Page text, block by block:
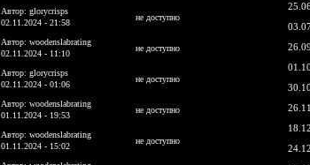
Автор: glorycrisps
02.11.2024 - 21:58
не доступно
Автор: woodenslabrating
02.11.2024 - 11:10
не доступно
Автор: glorycrisps
02.11.2024 - 01:06
не доступно
Автор: woodenslabrating
01.11.2024 - 19:53
не доступно
Автор: woodenslabrating
01.11.2024 - 15:02
не доступно
26.09
01.10
30.10
26.11
18.12
24.12